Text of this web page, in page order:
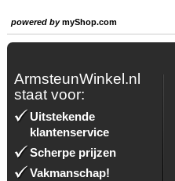
powered bymyShop.com
ArmsteunWinkel.nl
staat voor:
Uitstekende
klantenservice
Scherpe prijzen
Vakmanschap!